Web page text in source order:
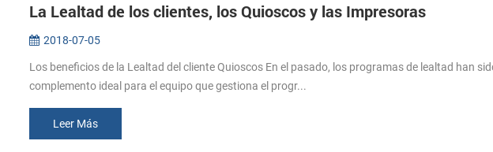
La Lealtad de los clientes, los Quioscos y las Impresoras
2018-07-05
Los beneficios de la Lealtad del cliente Quioscos En el pasado, los programas de lealtad han
complemento ideal para el equipo que gestiona el progr...
Leer Más